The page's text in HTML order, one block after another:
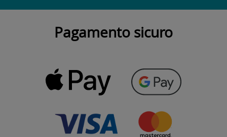
Pagamento sicuro